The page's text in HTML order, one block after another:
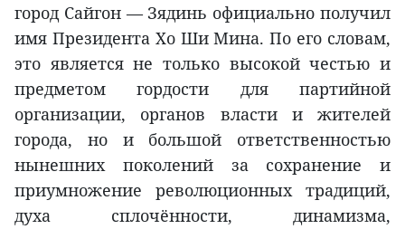
город Сайгон — Зядинь официально получил
имя Президента Хо Ши Мина. По его словам,
это является не только высокой честью и
предметом гордости для партийной
организации, органов власти и жителей
города, но и большой ответственностью
нынешних поколений за сохранение и
приумножение революционных традиций,
духа сплочённости, динамизма,